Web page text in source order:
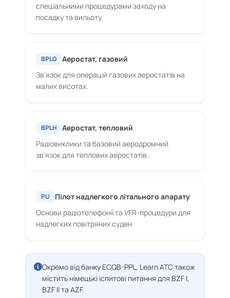
спеціальними процедурами заходу на
посадку та вильоту.
BPLG
Аеростат, газовий
Зв'язок для операцій газових аеростатів на
малих висотах.
BPLH
Аеростат, тепловий
Радіовиклики та базовий аеродромний
зв'язок для теплових аеростатів.
PU
Пілот надлегкого літального апарату
Основи радіотелефонії та VFR-процедури для
надлегких повітряних суден.
Окремо від банку ECQB-PPL, Learn ATC також
містить німецькі іспитові питання для BZF I,
BZF II та AZF.